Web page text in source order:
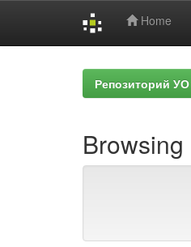
Home
Репозиторий